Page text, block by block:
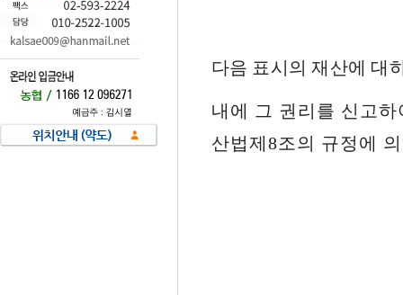
다음 표시의 재산에 대
내에 그 권리를 신고
산법제8조의 규정에